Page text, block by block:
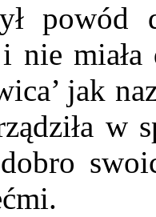
powód
i nie
jak
w